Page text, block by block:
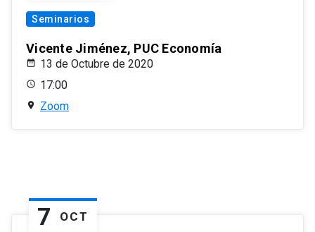
Seminarios
Vicente Jiménez, PUC Economía
13 de Octubre de 2020
17:00
Zoom
7 OCT